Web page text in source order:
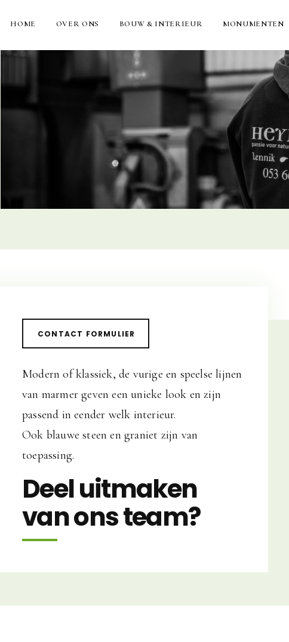
HOME OVER ONS BOUW & INTERIEUR MONUMENTEN
Deel uitmaken
van ons team?
Modern of klassiek, de vurige en speelse lijnen
van marmer geven een unieke look en zijn
passend in eender welk interieur.
Ook blauwe steen en graniet zijn van
toepassing.
CONTACT FORMULIER